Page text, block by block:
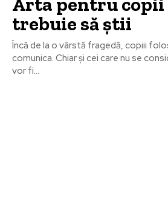
trebuie să știi
Încă de la o vârstă fragedă, copiii
comunica. Chiar și cei care nu se
vor fi...